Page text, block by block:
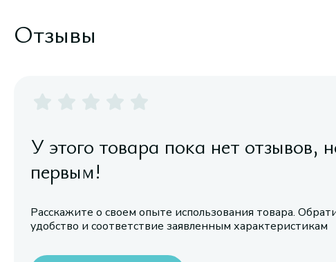
Отзывы
У этого товара пока нет отзывов,
первым!
Расскажите о своем опыте использования товара.
удобство и соответствие заявленным характеристикам